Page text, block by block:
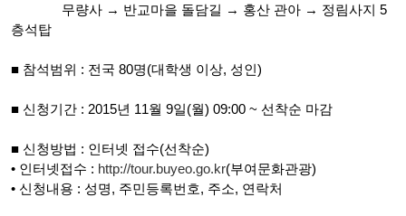
무량사 → 반교마을 돌담길 → 홍산 관아 → 정림사지 5
층석탑
■ 참석범위 : 전국 80명(대학생 이상, 성인)
■ 신청기간 : 2015년 11월 9일(월) 09:00 ~ 선착순 마감
■ 신청방법 : 인터넷 접수(선착순)
• 인터넷접수 : http://tour.buyeo.go.kr(부여문화관광)
• 신청내용 : 성명, 주민등록번호, 주소, 연락처